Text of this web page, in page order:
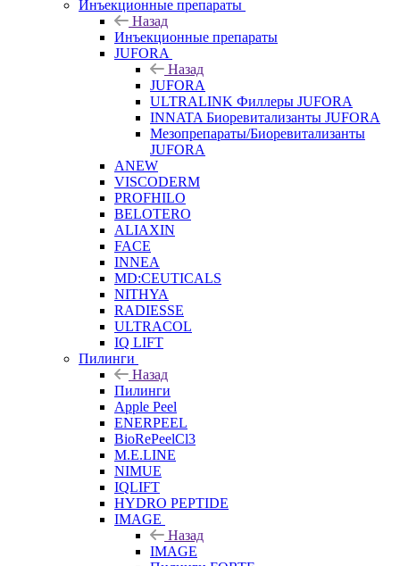
Инъекционные препараты
Назад
Инъекционные препараты
JUFORA
Назад
JUFORA
ULTRALINK Филлеры JUFORA
INNATA Биоревитализанты JUFORA
Мезопрепараты/Биоревитализанты
JUFORA
ANEW
VISCODERM
PROFHILO
BELOTERO
ALIAXIN
FACE
INNEA
MD:CEUTICALS
NITHYA
RADIESSE
ULTRACOL
IQ LIFT
Пилинги
Назад
Пилинги
Apple Peel
ENERPEEL
BioRePeelCl3
M.E.LINE
NIMUE
IQLIFT
HYDRO PEPTIDE
IMAGE
Назад
IMAGE